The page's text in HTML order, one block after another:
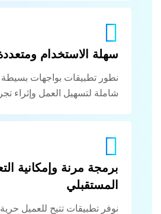
سهلة الاستخدام
نطور تطبيقات بواجهات
شاملة لتسهيل العمل وإثراء
برمجة مرنة وإمكانية
المستقبلي
نوفر تطبيقات تتيح للعميل حرية